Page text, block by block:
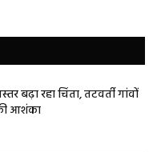
बढ़ा रहा चिंता, तटवर्ती गांवों
आशंका